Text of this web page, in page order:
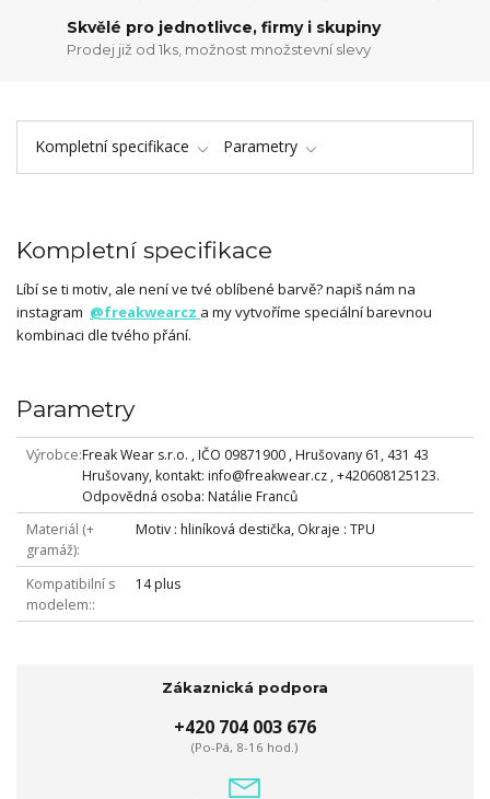
Skvělé pro jednotlivce, firmy i skupiny
Prodej již od 1ks, možnost množstevní slevy
Kompletní specifikace Parametry
Kompletní specifikace
Líbí se ti motiv, ale není ve tvé oblíbené barvě? napiš nám na
instagram @freakwearcz a my vytvoříme speciální barevnou
kombinaci dle tvého přání.
Parametry
Výrobce Freak Wear s.r.o. , IČO 09871900 , Hrušovany 61, 431 43
Hrušovany, kontakt: info@freakwear.cz , +420608125123.
Odpovědná osoba: Natálie Franců
Materiál (+
gramáž)
Motiv : hliníková destička, Okraje : TPU
Kompatibilní s
modelem:
14 plus
Zákaznická podpora
+420 704 003 676
(Po-Pá, 8-16 hod.)